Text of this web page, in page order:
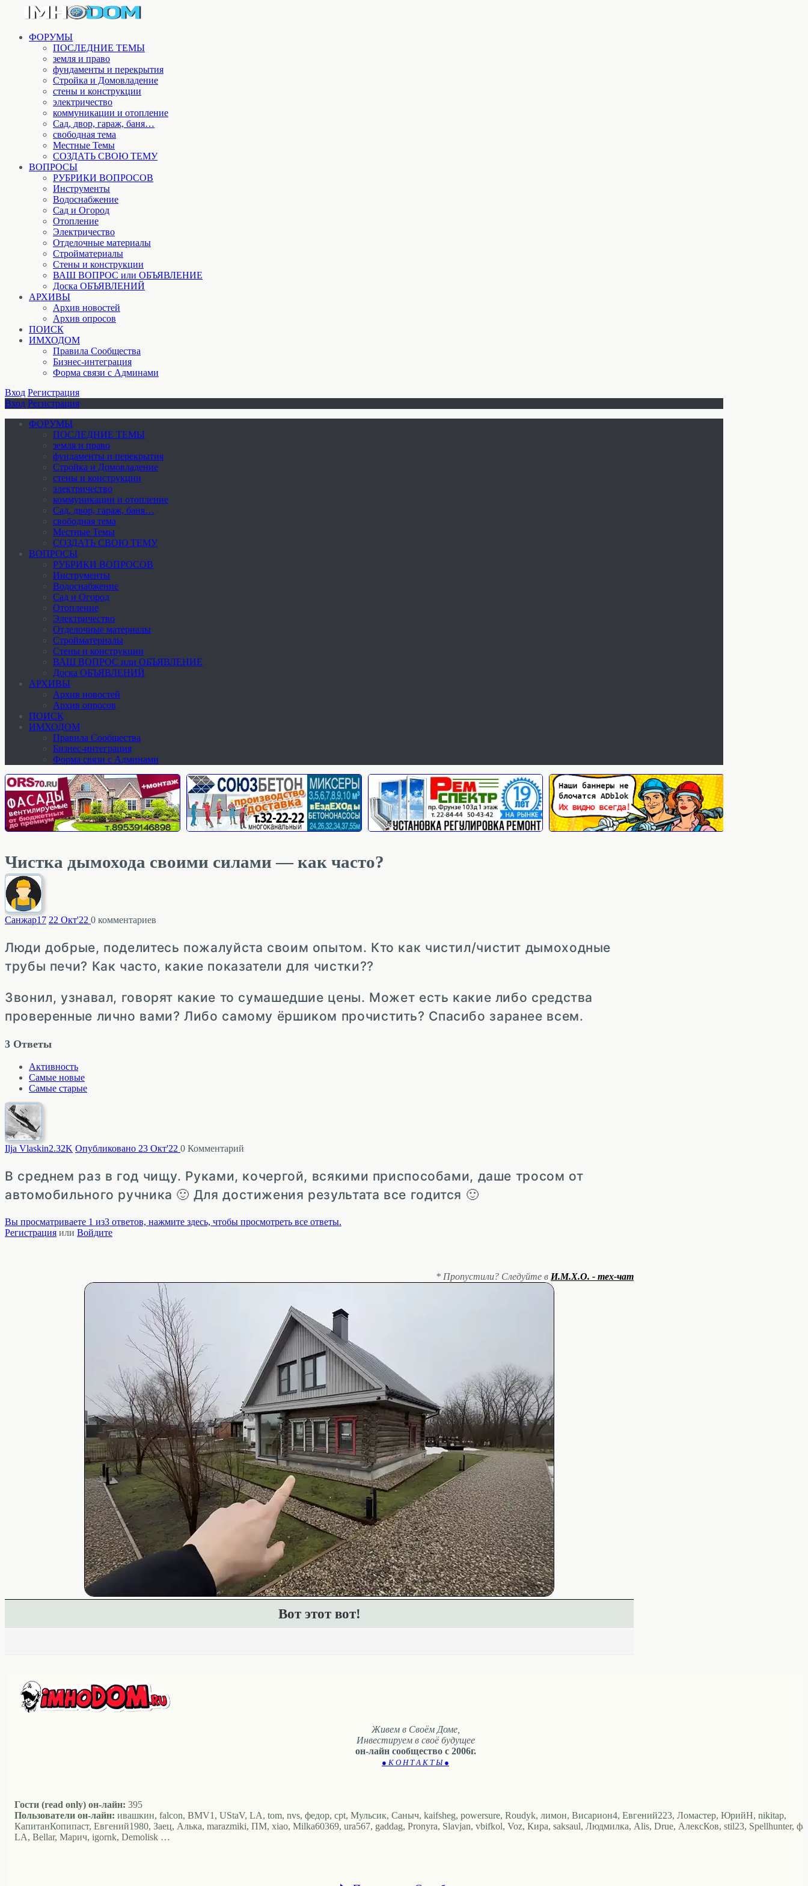
ФОРУМЫ
ПОСЛЕДНИЕ ТЕМЫ
земля и право
фундаменты и перекрытия
Стройка и Домовладение
стены и конструкции
электричество
коммуникации и отопление
Cад, двор, гараж, баня…
свободная тема
Местные Темы
СОЗДАТЬ СВОЮ ТЕМУ
ВОПРОСЫ
РУБРИКИ ВОПРОСОВ
Инструменты
Водоснабжение
Сад и Огород
Отопление
Электричество
Отделочные материалы
Стройматериалы
Стены и конструкции
ВАШ ВОПРОС или ОБЪЯВЛЕНИЕ
Доска ОБЪЯВЛЕНИЙ
АРХИВЫ
Архив новостей
Архив опросов
ПОИСК
ИМХОДОМ
Правила Сообщества
Бизнес-интеграция
Форма связи с Админами
Вход Регистрация
Вход Регистрация
ФОРУМЫ
ПОСЛЕДНИЕ ТЕМЫ
земля и право
фундаменты и перекрытия
Стройка и Домовладение
стены и конструкции
электричество
коммуникации и отопление
Cад, двор, гараж, баня…
свободная тема
Местные Темы
СОЗДАТЬ СВОЮ ТЕМУ
ВОПРОСЫ
РУБРИКИ ВОПРОСОВ
Инструменты
Водоснабжение
Сад и Огород
Отопление
Электричество
Отделочные материалы
Стройматериалы
Стены и конструкции
ВАШ ВОПРОС или ОБЪЯВЛЕНИЕ
Доска ОБЪЯВЛЕНИЙ
АРХИВЫ
Архив новостей
Архив опросов
ПОИСК
ИМХОДОМ
Правила Сообщества
Бизнес-интеграция
Форма связи с Админами
Чистка дымохода своими силами — как часто?
Санжар17 22 Окт'22 0 комментариев
Люди добрые, поделитесь пожалуйста своим опытом. Кто как чистил/чистит дымоходные
трубы печи? Как часто, какие показатели для чистки??
Звонил, узнавал, говорят какие то сумашедшие цены. Может есть какие либо средства
проверенные лично вами? Либо самому ёршиком прочистить? Спасибо заранее всем.
3 Ответы
Активность
Самые новые
Самые старые
Ilja Vlaskin2.32K Опубликовано 23 Окт'22 0 Комментарий
В среднем раз в год чищу. Руками, кочергой, всякими приспособами, даше тросом от
автомобильного ручника 🙂 Для достижения результата все годится 🙂
Вы просматриваете 1 из3 ответов, нажмите здесь, чтобы просмотреть все ответы.
Регистрация или Войдите
* Пропустили? Следуйте в И.М.Х.О. - тех-чат
Вот этот вот!
Живем в Своём Доме,
Инвестируем в своё будущее
он-лайн сообщество с 2006г.
● К О Н Т А К Т Ы ●
Гости (read only) он-лайн: 395
Пользователи он-лайн: ивашкин, falcon, BMV1, UStaV, LA, tom, nvs, федор, cpt, Мульсик, Саныч, kaifsheg, powersure, Roudyk, лимон, Висариoн4, Евгений223, Ломастер, ЮрийН, nikitap,
КапитанКопипаст, Евгений1980, Заец, Алька, marazmiki, ПМ, xiao, Milka60369, ura567, gaddag, Pronyra, Slavjan, vbifkol, Voz, Кира, saksaul, Людмилка, Alis, Drue, АлексКов, stil23, Spellhunter,
LA, Bellar, Марич, igornk, Demolisk …